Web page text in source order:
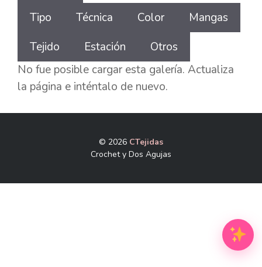
galería
Tipo
Técnica Color
Mangas
Tejido
Estación
Otros
No fue posible cargar esta galería. Actualiza
la página e inténtalo de nuevo.
© 2026 CTejidas
Crochet y Dos Agujas